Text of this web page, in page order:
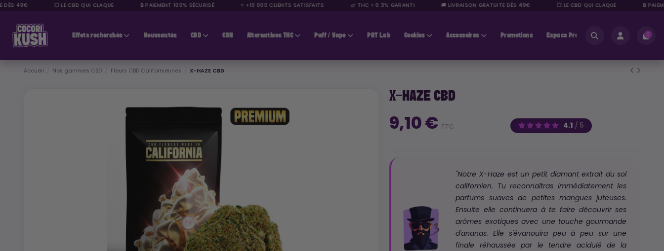
49€ 💥 LE CBD QUI CLAQUE 🔒 PAIEMENT 100% SÉCURISÉ ⭐ +10 000 CLIENTS SATISFAITS 🌿 THC < 0.3% GARANTI 🚚 LIVRAISON GRATUITE DÈS 49€ 💥 LE CBD QUI CLAQUE 🔒
Effets recherchés Nouveautés CBD CBN Alternatives THC Puff / Vape PRT Lab Cookies Accessoires Promotions Espace Pros 0
Accueil Nos gammes CBD Fleurs CBD Californiennes X-HAZE CBD
X-HAZE CBD
4.1 / 5
9,10 € TTC
"Notre X-Haze est un petit diamant extrait du sol
californien. Tu reconnaîtras immédiatement les
parfums suaves de petites mangues juteuses.
Ensuite elle continuera à te faire découvrir ses
arômes exotiques avec une touche gourmande
d'ananas. Elle s'évanouira peu à peu sur une
finale réhaussée par le tendre acidulé de la